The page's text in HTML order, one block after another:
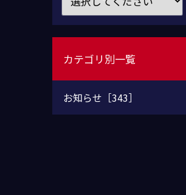
カテゴリ別一覧
お知らせ［343］